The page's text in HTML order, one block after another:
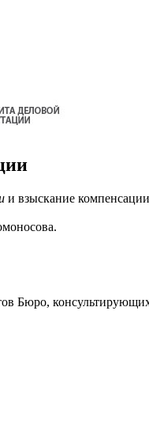
и взыскание
Бюро,